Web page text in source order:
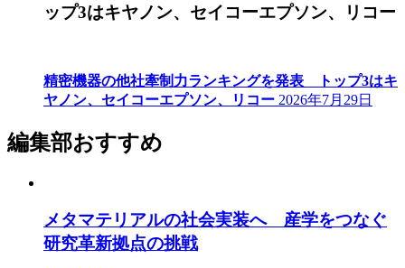
ップ3はキヤノン、セイコーエプソン、リコー
精密機器の他社牽制力ランキングを発表 トップ3はキ
ヤノン、セイコーエプソン、リコー 2026年7月29日
編集部おすすめ
メタマテリアルの社会実装へ 産学をつなぐ
研究革新拠点の挑戦